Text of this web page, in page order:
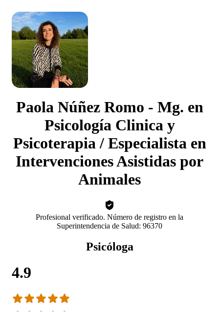
Paola Núñez Romo - Mg. en
Psicología Clinica y
Psicoterapia / Especialista en
Intervenciones Asistidas por
Animales
Profesional verificado. Número de registro en la
Superintendencia de Salud: 96370
Psicóloga
4.9